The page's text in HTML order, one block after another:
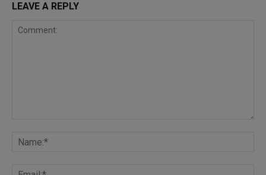
LEAVE A REPLY